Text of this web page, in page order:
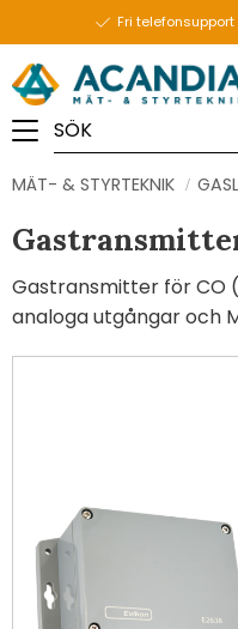
Fri telefonsupport
MÄT- & STYRTEKNIK
Gastransmitter för CO
analoga utgångar och